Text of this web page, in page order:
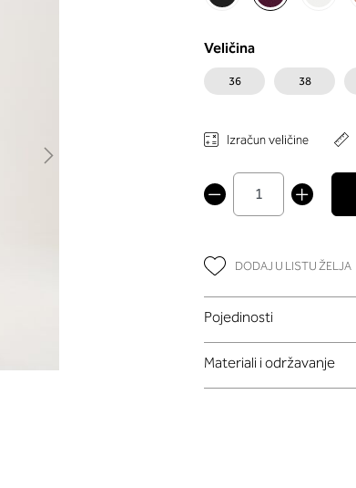
Veličina
36 38
Izračun veličine
DODAJ U LISTU ŽELJA
Pojedinosti
Materiali i održavanje